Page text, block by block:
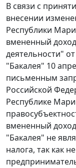
В связи с
внесении
Республики
вмененный
деятельности"
"Бакалея" 10
письменным
Российской
Республике
вмененный
"Бакалея" не
налога, так как